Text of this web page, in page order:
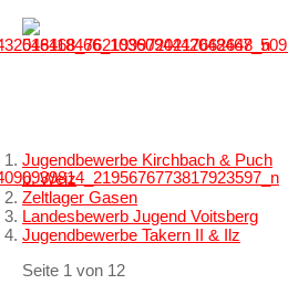
Jugendbewerbe Kirchbach & Puch
b. Weiz
Zeltlager Gasen
Landesbewerb Jugend Voitsberg
Jugendbewerbe Takern II & Ilz
Seite 1 von 12